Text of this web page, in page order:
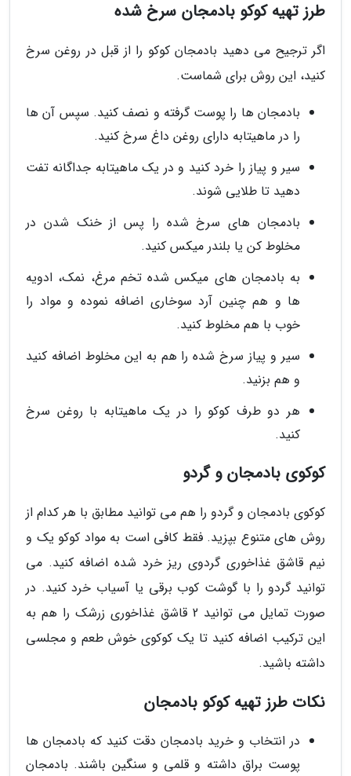
طرز تهیه کوکو بادمجان سرخ شده
اگر ترجیح می دهید بادمجان کوکو را از قبل در روغن سرخ
کنید، این روش برای شماست.
بادمجان ها را پوست گرفته و نصف کنید. سپس آن ها
را در ماهیتابه دارای روغن داغ سرخ کنید.
سیر و پیاز را خرد کنید و در یک ماهیتابه جداگانه تفت
دهید تا طلایی شوند.
بادمجان های سرخ شده را پس از خنک شدن در
مخلوط کن یا بلندر میکس کنید.
به بادمجان های میکس شده تخم مرغ، نمک، ادویه
ها و هم چنین آرد سوخاری اضافه نموده و مواد را
خوب با هم مخلوط کنید.
سیر و پیاز سرخ شده را هم به این مخلوط اضافه کنید
و هم بزنید.
هر دو طرف کوکو را در یک ماهیتابه با روغن سرخ
کنید.
کوکوی بادمجان و گردو
کوکوی بادمجان و گردو را هم می توانید مطابق با هر کدام از
روش های متنوع بپزید. فقط کافی است به مواد کوکو یک و
نیم قاشق غذاخوری گردوی ریز خرد شده اضافه کنید. می
توانید گردو را با گوشت کوب برقی یا آسیاب خرد کنید. در
صورت تمایل می توانید 2 قاشق غذاخوری زرشک را هم به
این ترکیب اضافه کنید تا یک کوکوی خوش طعم و مجلسی
داشته باشید.
نکات طرز تهیه کوکو بادمجان
در انتخاب و خرید بادمجان دقت کنید که بادمجان ها
پوست براق داشته و قلمی و سنگین باشند. بادمجان